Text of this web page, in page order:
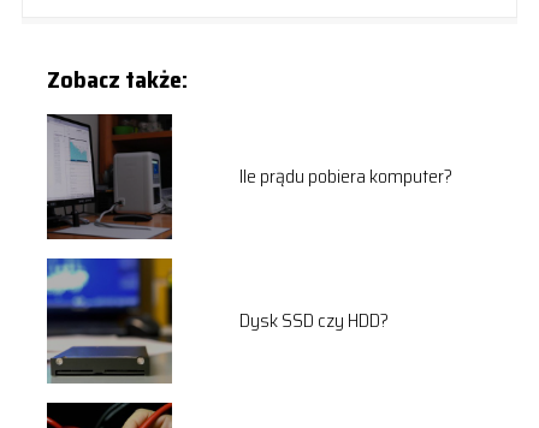
Zobacz także:
Ile prądu pobiera komputer?
Dysk SSD czy HDD?